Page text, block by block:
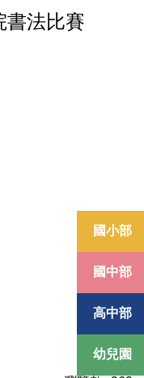
國小部
國中部
高中部
幼兒園
書法比賽